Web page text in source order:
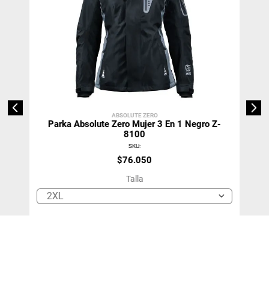
ABSOLUTE ZERO
Parka Absolute Zero Mujer 3 En 1 Negro Z-
8100
SKU:
$76.050
Talla
2XL